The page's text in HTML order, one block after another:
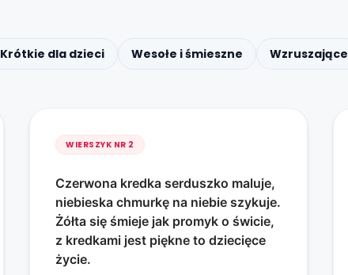
Krótkie dla dzieci Wesołe i śmieszne Wzruszające
WIERSZYK NR 2
Czerwona kredka serduszko maluje,
niebieska chmurkę na niebie szykuje.
Żółta się śmieje jak promyk o świcie,
z kredkami jest piękne to dziecięce
życie.